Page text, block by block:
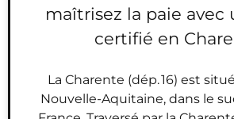
maîtrisez la paie avec
certifié en
La Charente (dép. 16) est
Nouvelle-Aquitaine, dans le